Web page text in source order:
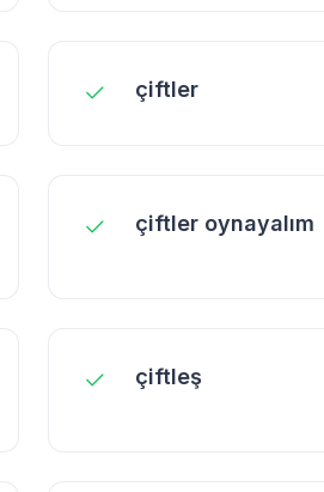
çiftler
çiftler oynayalım
çiftleş